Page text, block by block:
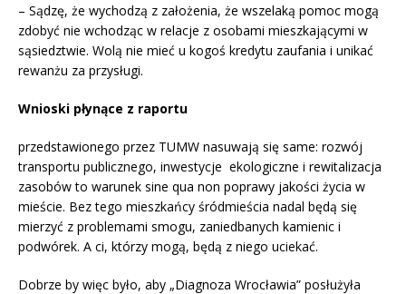
– Sądzę, że wychodzą z założenia, że wszelaką pomoc mogą
zdobyć nie wchodząc w relacje z osobami mieszkającymi w
sąsiedztwie. Wolą nie mieć u kogoś kredytu zaufania i unikać
rewanżu za przysługi.
Wnioski płynące z raportu
przedstawionego przez TUMW nasuwają się same: rozwój
transportu publicznego, inwestycje ekologiczne i rewitalizacja
zasobów to warunek sine qua non poprawy jakości życia w
mieście. Bez tego mieszkańcy śródmieścia nadal będą się
mierzyć z problemami smogu, zaniedbanych kamienic i
podwórek. A ci, którzy mogą, będą z niego uciekać.
Dobrze by więc było, aby „Diagnoza Wrocławia” posłużyła